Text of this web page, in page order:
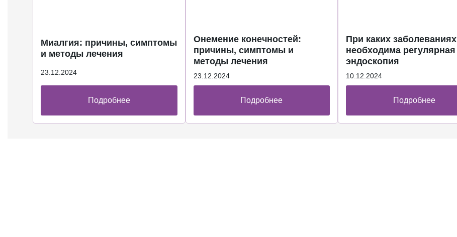
Миалгия: причины, симптомы
и методы лечения
23.12.2024
Подробнее
Онемение конечностей:
причины, симптомы и
методы лечения
23.12.2024
Подробнее
При каких заболеваниях
необходима регулярная
эндоскопия
10.12.2024
Подробнее